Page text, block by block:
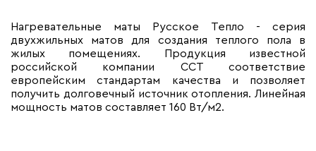
Нагревательные маты Русское Тепло - серия
двухжильных матов для создания теплого пола в
жилых помещениях. Продукция известной
российской компании ССТ соответствие
европейским стандартам качества и позволяет
получить долговечный источник отопления. Линейная
мощность матов составляет 160 Вт/м2.